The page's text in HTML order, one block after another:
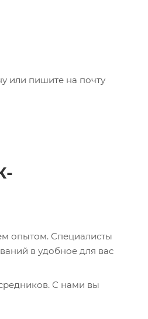
или пишите на почту
опытом. Специалисты
в удобное для вас
С нами вы